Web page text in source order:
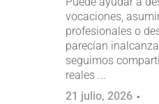
vocaciones,
profesionales o
parecían
seguimos
reales ...
21 julio, 2026